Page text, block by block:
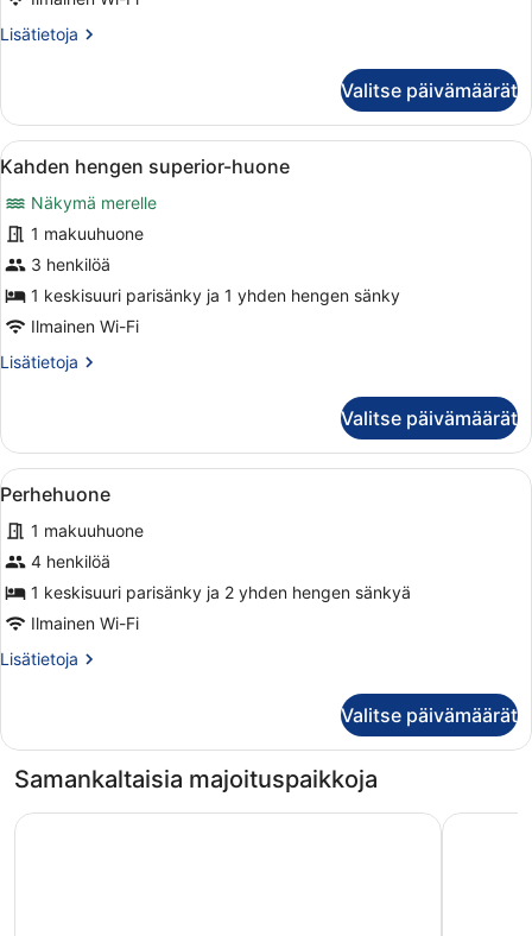
kuvat
Lisätietoja
Lisätietoja
Inland
View
Valitse päivämäärät
Avaa
kaikki
huonetyypin
Kahden
hengen
superior-
huone
Siististi pedattu sänky, jossa on
4
Kahden hengen superior-huone
Näkymä merelle
1 makuuhuone
3 henkilöä
1 keskisuuri parisänky ja 1 yhden hengen sänky
Ilmainen Wi-Fi
Lisätietoja
Lisätietoja
superior-
huone
Valitse päivämäärät
Avaa
kaikki
huonetyypin
Perhehuone
kuvat
Moderni hotellihuone, jossa on
9
Perhehuone
1 makuuhuone
4 henkilöä
1 keskisuuri parisänky ja 2 yhden hengen sänkyä
Ilmainen Wi-Fi
Lisätietoja
Lisätietoja
Valitse päivämäärät
Samankaltaisia majoituspaikkoja
Atlantica Aegean Blue - All Inclusive Atlantica